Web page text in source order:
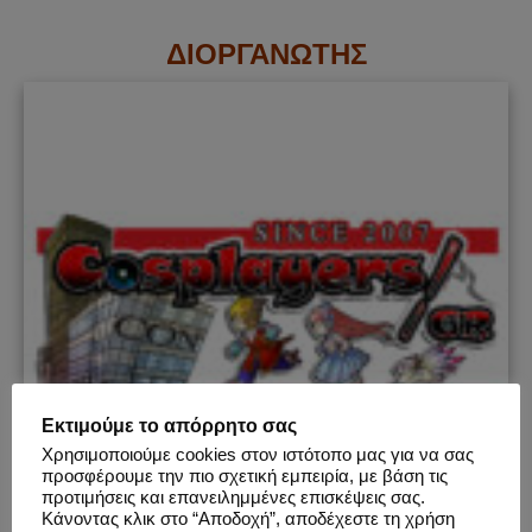
ΔΙΟΡΓΑΝΩΤΗΣ
Εκτιμούμε το απόρρητο σας
Χρησιμοποιούμε cookies στον ιστότοπο μας για να σας
προσφέρουμε την πιο σχετική εμπειρία, με βάση τις
προτιμήσεις και επανειλημμένες επισκέψεις σας.
Κάνοντας κλικ στο “Αποδοχή”, αποδέχεστε τη χρήση